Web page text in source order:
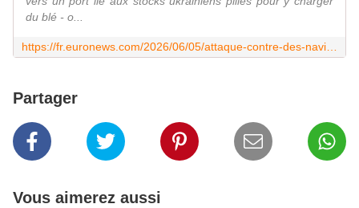
du blé - o...
Partager
Vous aimerez aussi